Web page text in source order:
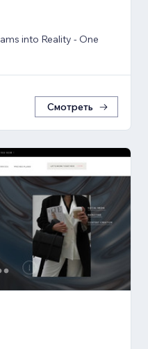
into Reality - One
Смотреть